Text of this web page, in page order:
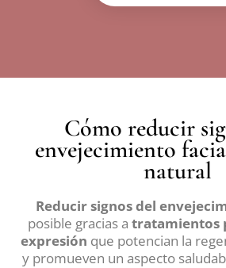
Cómo reducir
envejecimiento
natural
Reducir signos del
posible gracias a tratamientos
expresión que potencian la
y promueven un aspecto